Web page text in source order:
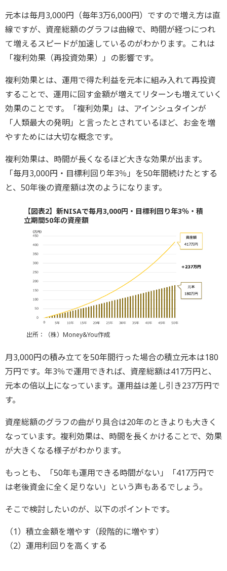
元本は毎月3,000円（毎年3万6,000円）ですので増え方は直
線ですが、資産総額のグラフは曲線で、時間が経つにつれ
て増えるスピードが加速しているのがわかります。これは
「複利効果（再投資効果）」の影響です。
複利効果とは、運用で得た利益を元本に組み入れて再投資
することで、運用に回す金額が増えてリターンも増えていく
効果のことです。「複利効果」は、アインシュタインが
「人類最大の発明」と言ったとされているほど、お金を増
やすためには大切な概念です。
複利効果は、時間が長くなるほど大きな効果が出ます。
「毎月3,000円・目標利回り年3％」を50年間続けたとする
と、50年後の資産額は次のようになります。
【図表2】新NISAで毎月3,000円・目標利回り年3％・積
立期間50年の資産額
出所：（株）Money&You作成
月3,000円の積み立てを50年間行った場合の積立元本は180
万円です。年3％で運用できれば、資産総額は417万円と、
元本の倍以上になっています。運用益は差し引き237万円で
す。
資産総額のグラフの曲がり具合は20年のときよりも大きく
なっています。複利効果は、時間を長くかけることで、効果
が大きくなる様子がわかります。
もっとも、「50年も運用できる時間がない」「417万円で
は老後資金に全く足りない」という声もあるでしょう。
そこで検討したいのが、以下のポイントです。
（1）積立金額を増やす（段階的に増やす）
（2）運用利回りを高くする